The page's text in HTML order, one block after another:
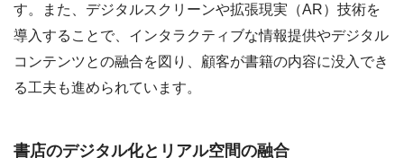
す。また、デジタルスクリーンや拡張現実（AR）技術を
導入することで、インタラクティブな情報提供やデジタル
コンテンツとの融合を図り、顧客が書籍の内容に没入でき
る工夫も進められています。
書店のデジタル化とリアル空間の融合